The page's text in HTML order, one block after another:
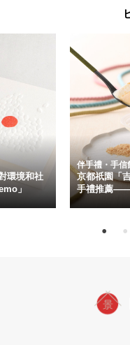
環境和社
」
伴手禮・手信
京都祇園「
手禮推薦——